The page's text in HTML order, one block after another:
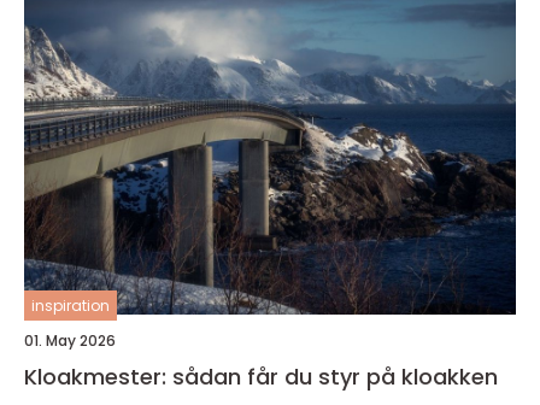
inspiration
01. May 2026
Kloakmester: sådan får du styr på kloakken